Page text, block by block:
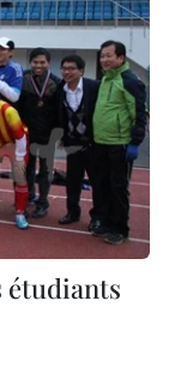
étudiants